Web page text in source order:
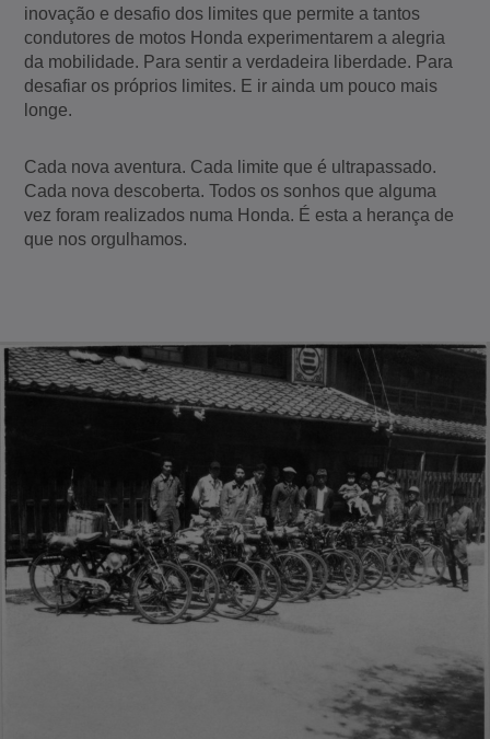
inovação e desafio dos limites que permite a tantos
condutores de motos Honda experimentarem a alegria
da mobilidade. Para sentir a verdadeira liberdade. Para
desafiar os próprios limites. E ir ainda um pouco mais
longe.
Cada nova aventura. Cada limite que é ultrapassado.
Cada nova descoberta. Todos os sonhos que alguma
vez foram realizados numa Honda. É esta a herança de
que nos orgulhamos.